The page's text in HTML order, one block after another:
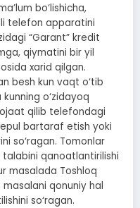
bo‘lishicha,
telefon apparatini
“Garant” kredit
qiymatini bir yil
xarid qilgan.
besh kun vaqt o‘tib
o‘zidayoq
qilib telefondagi
bartaraf etish yoki
so‘ragan. Tomonlar
talabini qanoatlantirilishi
masalada Toshloq
qonuniy hal
so‘ragan.